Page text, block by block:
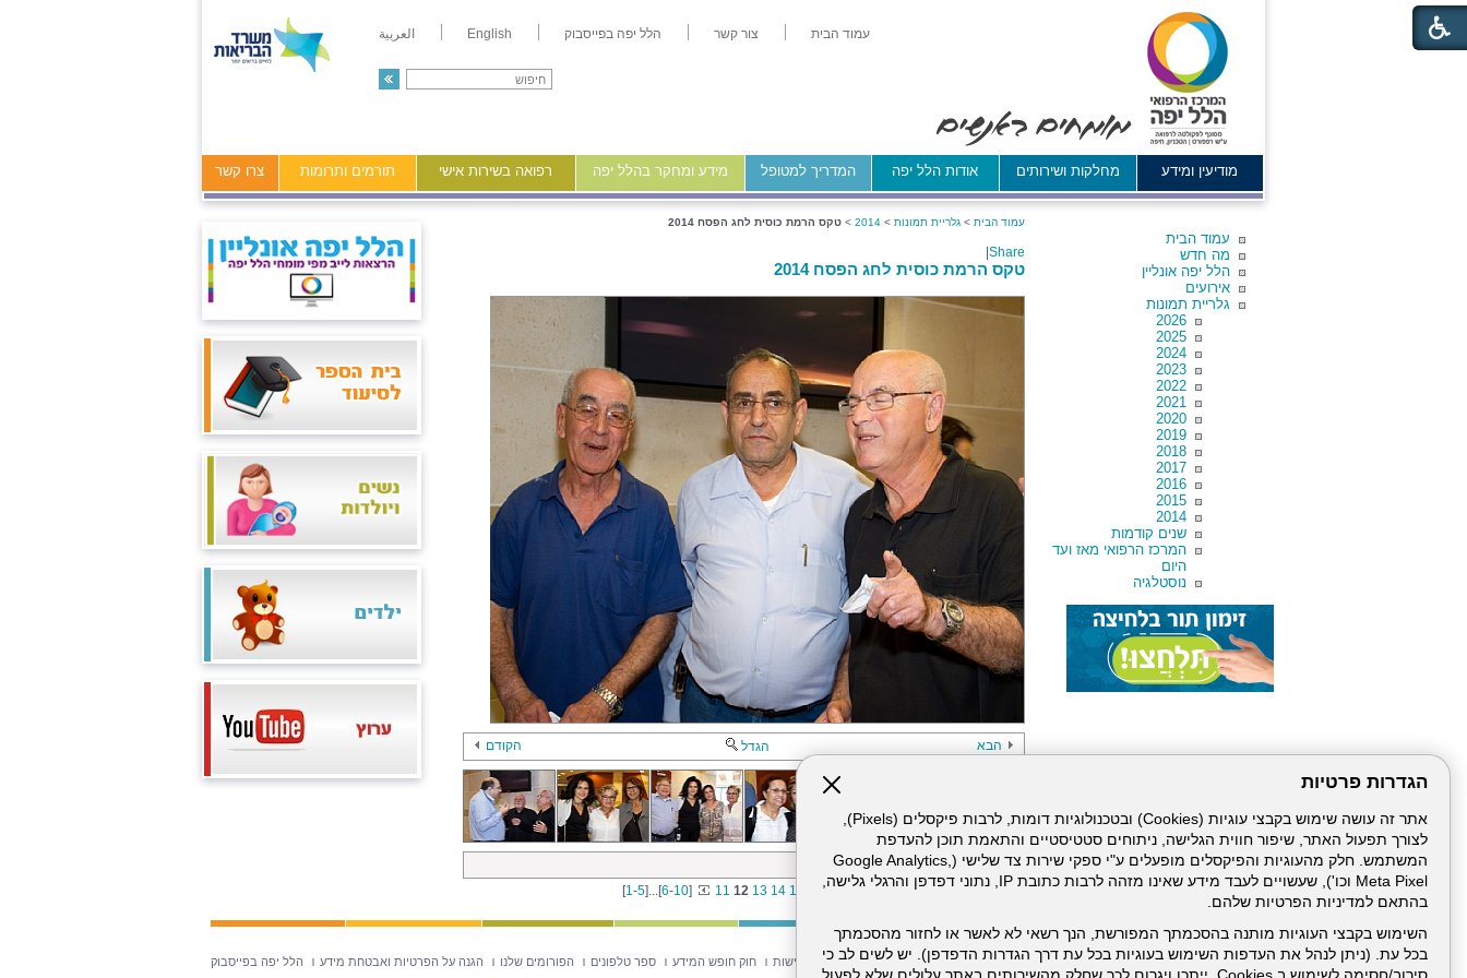
הגדרות פרטיות
אתר זה עושה שימוש בקבצי עוגיות (Cookies) ובטכנולוגיות דומות, לרבות פיקסלים (Pixels),
לצורך תפעול האתר, שיפור חווית הגלישה, ניתוחים סטטיסטיים והתאמת תוכן להעדפת
המשתמש. חלק מהעוגיות והפיקסלים מופעלים ע"י ספקי שירות צד שלישי (Google Analytics,
Meta Pixel וכו'), שעשויים לעבד מידע שאינו מזהה לרבות כתובת IP, נתוני דפדפן והרגלי גלישה,
בהתאם למדיניות הפרטיות שלהם.
השימוש בקבצי העוגיות מותנה בהסכמתך המפורשת, הנך רשאי לא לאשר או לחזור מהסכמתך
בכל עת. (ניתן לנהל את העדפות השימוש בעוגיות בכל עת דרך הגדרות הדפדפן). יש לשים לב כי
עמוד הבית צור קשר הלל יפה בפייסבוק English العربية
מודיעין ומידע מחלקות ושירותים אודות הלל יפה המדריך למטופל מידע ומחקר בהלל יפה רפואה בשירות אישי תורמים ותרומות צרו קשר
עמוד הבית
מה חדש
הלל יפה אונליין
אירועים
גלריית תמונות
2026
2025
2024
2023
2022
2021
2020
2019
2018
2017
2016
2015
2014
שנים קודמות
המרכז הרפואי מאז ועד
היום
נוסטלגיה
עמוד הבית > גלריית תמונות >
2014
> טקס הרמת כוסית לחג הפסח 2014
Share
טקס הרמת כוסית לחג הפסח 2014
הקודם הגדל הבא
הרמת כוסית לפסח 10.4.2014
[1-5]...[6-10] 11 12 13 14 15 [16- 18]
עמוד הבית תנאי שימוש באתר מפת אתר הצהרת נגישות חוק חופש המידע ספר טלפונים הפורומים שלנו הגנה על הפרטיות ואבטחת מידע הלל יפה בפייסבוק